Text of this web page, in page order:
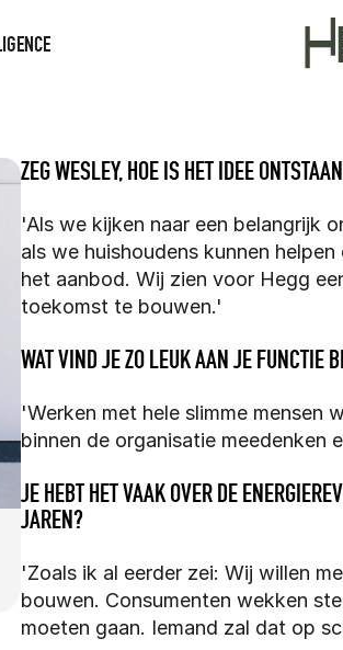
ZEG WESLEY, HOE IS HET IDEE
'Als we kijken naar een belangrijk
als we huishoudens kunnen
het aanbod. Wij zien voor Hegg
toekomst te bouwen.'
WAT VIND JE ZO LEUK AAN JE FUNCTIE
'Werken met hele slimme mensen
binnen de organisatie meedenken
JE HEBT HET VAAK OVER DE
JAREN?
'Zoals ik al eerder zei: Wij willen
bouwen. Consumenten wekken
moeten gaan. Iemand zal dat op